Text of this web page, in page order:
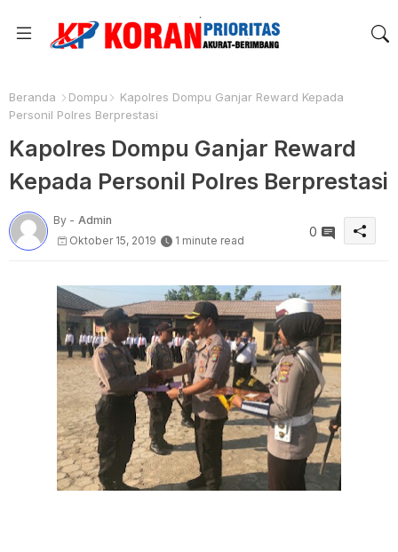
Beranda Dompu
Kapolres Dompu Ganjar Reward Kepada
Personil Polres Berprestasi
Kapolres Dompu Ganjar Reward
Kepada Personil Polres Berprestasi
By - Admin
Oktober 15, 2019
1 minute read
0